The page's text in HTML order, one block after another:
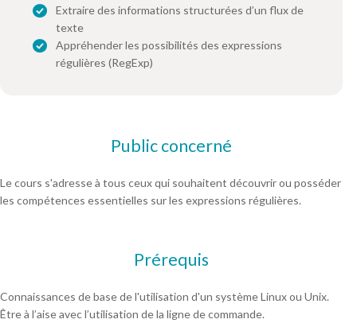
Extraire des informations structurées d’un flux de
texte
Appréhender les possibilités des expressions
régulières (RegExp)
Public concerné
Le cours s'adresse à tous ceux qui souhaitent découvrir ou posséder
les compétences essentielles sur les expressions régulières.
Prérequis
Connaissances de base de l'utilisation d'un système Linux ou Unix.
Être à l’aise avec l’utilisation de la ligne de commande.